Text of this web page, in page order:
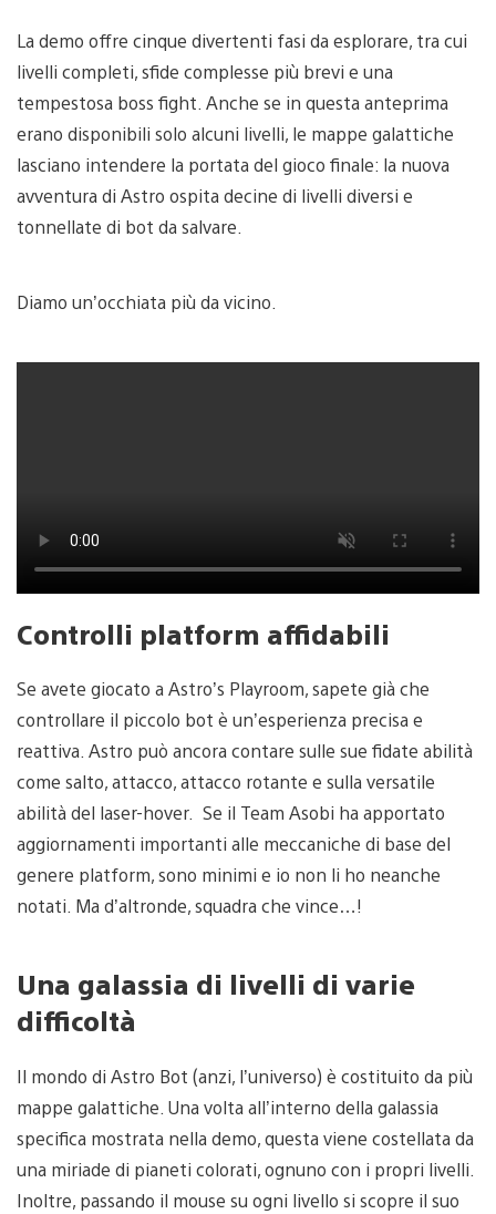
La demo offre cinque divertenti fasi da esplorare, tra cui
livelli completi, sfide complesse più brevi e una
tempestosa boss fight. Anche se in questa anteprima
erano disponibili solo alcuni livelli, le mappe galattiche
lasciano intendere la portata del gioco finale: la nuova
avventura di Astro ospita decine di livelli diversi e
tonnellate di bot da salvare.
Diamo un’occhiata più da vicino.
Controlli platform affidabili
Se avete giocato a Astro’s Playroom, sapete già che
controllare il piccolo bot è un’esperienza precisa e
reattiva. Astro può ancora contare sulle sue fidate abilità
come salto, attacco, attacco rotante e sulla versatile
abilità del laser-hover. Se il Team Asobi ha apportato
aggiornamenti importanti alle meccaniche di base del
genere platform, sono minimi e io non li ho neanche
notati. Ma d’altronde, squadra che vince…!
Una galassia di livelli di varie
difficoltà
Il mondo di Astro Bot (anzi, l’universo) è costituito da più
mappe galattiche. Una volta all’interno della galassia
specifica mostrata nella demo, questa viene costellata da
una miriade di pianeti colorati, ognuno con i propri livelli.
Inoltre, passando il mouse su ogni livello si scopre il suo